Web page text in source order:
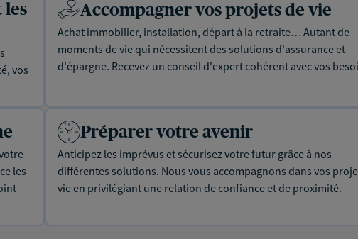
les
vos
Accompagner vos projets de vie
Achat immobilier, installation, départ à la retraite… Autant de
moments de vie qui nécessitent des solutions d'assurance et
d'épargne. Recevez un conseil d'expert cohérent avec vos
les
Préparer votre avenir
Anticipez les imprévus et sécurisez votre futur grâce à nos
différentes solutions. Nous vous accompagnons dans vos
vie en privilégiant une relation de confiance et de proximité.